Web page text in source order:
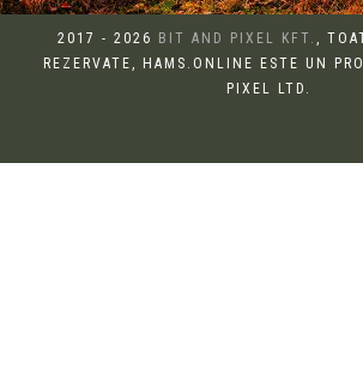
2017 - 2026 BIT AND PIXEL KFT. ,
REZERVATE, HAMS.ONLINE ESTE UN
PIXEL LTD.